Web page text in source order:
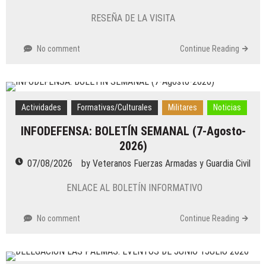
16/07/2026
Actividades Formativas/Culturales/Generales/
DE ACTIVIDADES SEMESTRE 1
08/07/2026
Actividades / Generales /Noticias
DELEGACIÓN ALICANTE: VACACIONES
ESTIVALES
byVeteranos Fuerzas Armadas y Guardia Civil
Formativas/Culturales
Generales/Militares/Noticias
INFORMATIVO SEMESTRE 1
RESEÑA DE LA VISITA
No comment Continue Reading
Actividades Formativas/Culturales Militares Noticias
INFODEFENSA: BOLETÍN SEMANAL (7-Agosto-
2026)
07/08/2026 by Veteranos Fuerzas Armadas y Guardia Civil
ENLACE AL BOLETÍN INFORMATIVO
No comment Continue Reading